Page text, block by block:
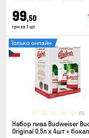
99,50
грн за 1 шт
(0)
Только онлайн
Набор пива Budweiser
Original 0.5л х 4шт + бокал